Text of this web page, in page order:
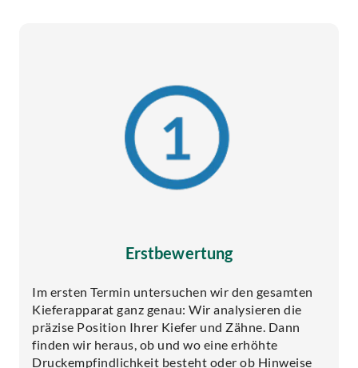
Erstbewertung
Im ersten Termin untersuchen wir den gesamten
Kieferapparat ganz genau: Wir analysieren die
präzise Position Ihrer Kiefer und Zähne. Dann
finden wir heraus, ob und wo eine erhöhte
Druckempfindlichkeit besteht oder ob Hinweise